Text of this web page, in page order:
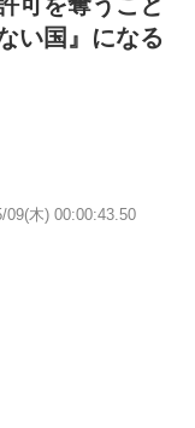
い国』になる
09(木) 00:00:43.50